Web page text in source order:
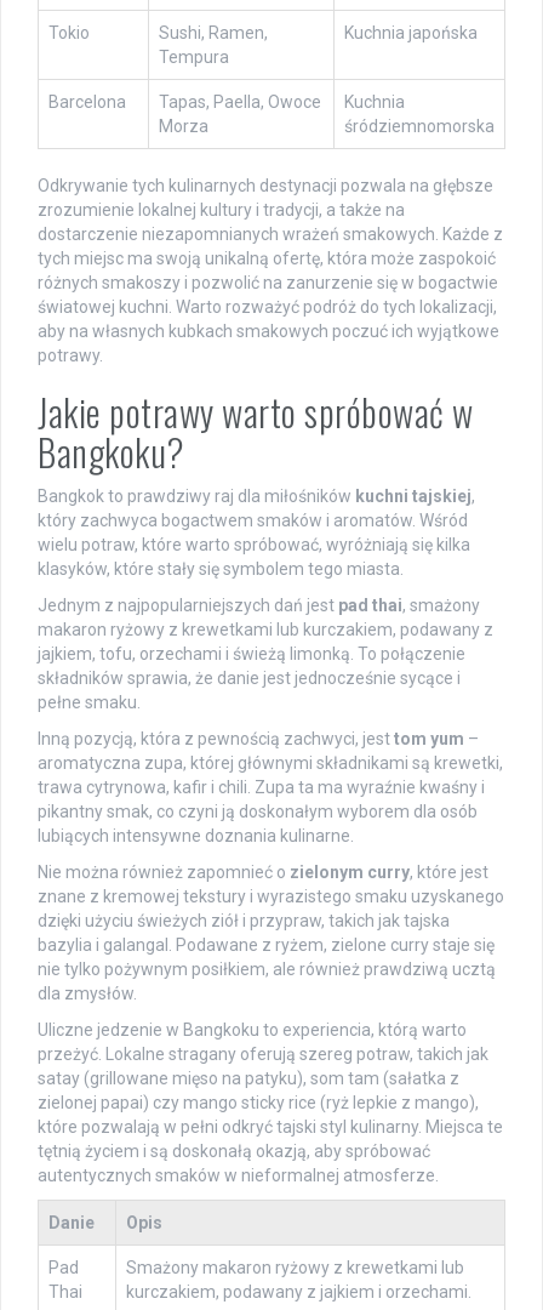
Tokio
Sushi, Ramen,
Tempura
Kuchnia japońska
Barcelona
Tapas, Paella, Owoce
Morza
Kuchnia
śródziemnomorska
Odkrywanie tych kulinarnych destynacji pozwala na głębsze
zrozumienie lokalnej kultury i tradycji, a także na
dostarczenie niezapomnianych wrażeń smakowych. Każde z
tych miejsc ma swoją unikalną ofertę, która może zaspokoić
różnych smakoszy i pozwolić na zanurzenie się w bogactwie
światowej kuchni. Warto rozważyć podróż do tych lokalizacji,
aby na własnych kubkach smakowych poczuć ich wyjątkowe
potrawy.
Jakie potrawy warto spróbować w
Bangkoku?
Bangkok to prawdziwy raj dla miłośników kuchni tajskiej,
który zachwyca bogactwem smaków i aromatów. Wśród
wielu potraw, które warto spróbować, wyróżniają się kilka
klasyków, które stały się symbolem tego miasta.
Jednym z najpopularniejszych dań jest pad thai, smażony
makaron ryżowy z krewetkami lub kurczakiem, podawany z
jajkiem, tofu, orzechami i świeżą limonką. To połączenie
składników sprawia, że danie jest jednocześnie sycące i
pełne smaku.
Inną pozycją, która z pewnością zachwyci, jesttom yum –
aromatyczna zupa, której głównymi składnikami są krewetki,
trawa cytrynowa, kafir i chili. Zupa ta ma wyraźnie kwaśny i
pikantny smak, co czyni ją doskonałym wyborem dla osób
lubiących intensywne doznania kulinarne.
Nie można również zapomnieć o zielonym curry, które jest
znane z kremowej tekstury i wyrazistego smaku uzyskanego
dzięki użyciu świeżych ziół i przypraw, takich jak tajska
bazylia i galangal. Podawane z ryżem, zielone curry staje się
nie tylko pożywnym posiłkiem, ale również prawdziwą ucztą
dla zmysłów.
Uliczne jedzenie w Bangkoku to experiencia, którą warto
przeżyć. Lokalne stragany oferują szereg potraw, takich jak
satay (grillowane mięso na patyku), som tam (sałatka z
zielonej papai) czy mango sticky rice (ryż lepkie z mango),
które pozwalają w pełni odkryć tajski styl kulinarny. Miejsca te
tętnią życiem i są doskonałą okazją, aby spróbować
autentycznych smaków w nieformalnej atmosferze.
Danie Opis
Pad
Thai
Smażony makaron ryżowy z krewetkami lub
kurczakiem, podawany z jajkiem i orzechami.